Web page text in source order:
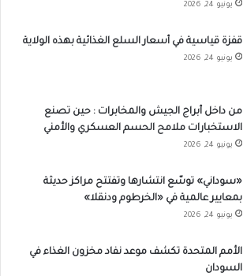
يونيو 24, 2026
قفزة قياسية في أسعار السلع الغذائية بهذه الولاية
يونيو 24, 2026
من داخل أبراج الجيش والمخابرات : حين تصنع
الاستخبارات ملامح الحسم العسكري والأمني
يونيو 24, 2026
«سوداني» توسّع انتشارها وتفتتح مراكز حديثة
بمعايير عالمية في «الخرطوم ودنقلا»
يونيو 24, 2026
الأمم المتحدة تكشف موعد نفاد مخزون الغذاء في
السودان